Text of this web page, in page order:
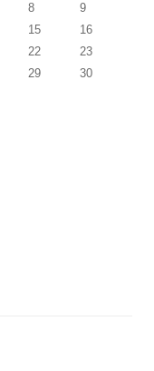
8
9
15
16
22
23
29
30